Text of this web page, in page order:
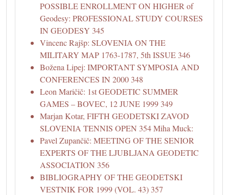
POSSIBLE ENROLLMENT ON HIGHER of
Geodesy: PROFESSIONAL STUDY COURSES
IN GEODESY 345
Vincenc Rajšp: SLOVENIA ON THE
MILITARY MAP 1763-1787, 5th ISSUE 346
Božena Lipej: IMPORTANT SYMPOSIA AND
CONFERENCES IN 2000 348
Leon Maričič: 1st GEODETIC SUMMER
GAMES – BOVEC, 12 JUNE 1999 349
Marjan Kotar, FIFTH GEODETSKI ZAVOD
SLOVENIA TENNIS OPEN 354 Miha Muck:
Pavel Zupančič: MEETING OF THE SENIOR
EXPERTS OF THE LJUBLJANA GEODETIC
ASSOCIATION 356
BIBLIOGRAPHY OF THE GEODETSKI
VESTNIK FOR 1999 (VOL. 43) 357